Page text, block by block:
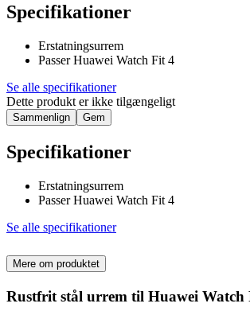
Specifikationer
Erstatningsurrem
Passer Huawei Watch Fit 4
Se alle specifikationer
Dette produkt er ikke tilgængeligt
Sammenlign Gem
Specifikationer
Erstatningsurrem
Passer Huawei Watch Fit 4
Se alle specifikationer
Mere om produktet
Rustfrit stål urrem til Huawei Watch